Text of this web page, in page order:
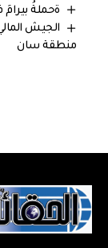
ةحملةُ
الجيش
منطقة سان